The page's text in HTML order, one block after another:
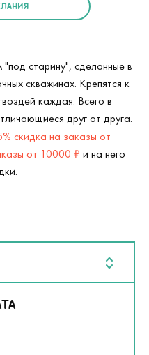
старину", сделанные в
скважинах. Крепятся к
каждая. Всего в
друг от друга.
скидка на заказы от
от 10000 ₽ и на него